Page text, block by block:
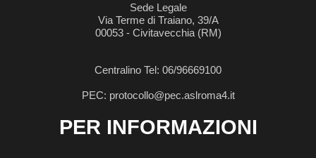
Sede Legale
Via Terme di Traiano, 39/A
00053 - Civitavecchia (RM)
Centralino Tel: 06/96669100
PEC: protocollo@pec.aslroma4.it
PER INFORMAZIONI